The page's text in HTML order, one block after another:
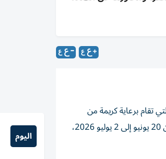
تقام برعاية كريمة من
صاحب السموّ الشيخ الدكتور سلطان بن محمد القاسمي، عضو المجلس الأعلى حاكم الشارقة، حفظه الله، من 20 يونيو إلى 2 يوليو 2026،
اليوم